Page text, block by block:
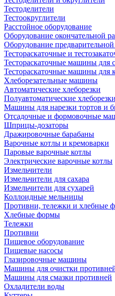
Тестоделители
Тестоокруглители
Расстойное оборудование
Оборудование окончательной
Оборудование предварительной
Тестораскаточные и
Тестораскаточные машины для
Тестораскаточные машины для
Хлеборезательные машины
Автоматические хлеборезки
Полуавтоматические хлеборезки
Машины для нарезки тортов и
Отсадочные и формовочные
Шприцы-дозаторы
Дражировочные барабаны
Варочные котлы и кремоварки
Паровые варочные котлы
Электрические варочные котлы
Измельчители
Измельчители для сахара
Измельчители для сухарей
Коллоидные мельницы
Противни, тележки и хлебные
Хлебные формы
Тележки
Противни
Пищевое оборудование
Пищевые насосы
Глазировочные машины
Машины для очистки
Машины для смазки противней
Охладители воды